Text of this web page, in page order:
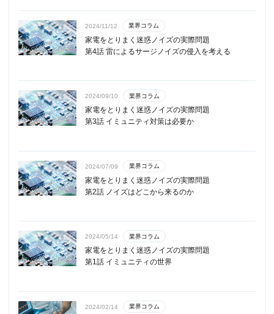
2024/11/12 業界コラム
家電をとりまく迷惑ノイズの実際問題
第4話 雷によるサージノイズの侵入を考える
2024/09/10 業界コラム
家電をとりまく迷惑ノイズの実際問題
第3話 イミュニティ対策は必要か
2024/07/09 業界コラム
家電をとりまく迷惑ノイズの実際問題
第2話 ノイズはどこから来るのか
2024/05/14 業界コラム
家電をとりまく迷惑ノイズの実際問題
第1話 イミュニティの世界
2024/02/14 業界コラム